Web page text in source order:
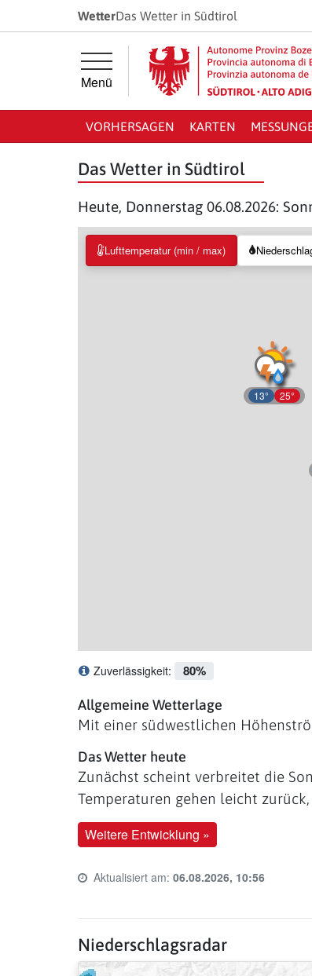
Springe direkt zur Hauptnavigation
Springe direkt zum Inhalt
WetterDas Wetter in Südtirol
Menü
VORHERSAGEN KARTEN
Das Wetter in Südtirol
Heute, Donnerstag 06.08.2026:
13° 25°
Lufttemperatur (min / max)
Zuverlässigkeit: 80%
Allgemeine Wetterlage
Mit einer südwestlichen
Das Wetter heute
Zunächst scheint verbreitet die
Temperaturen gehen leicht
Weitere Entwicklung »
Last update time:
Aktualisiert am: 06.08.2026, 10:56
Niederschlagsradar